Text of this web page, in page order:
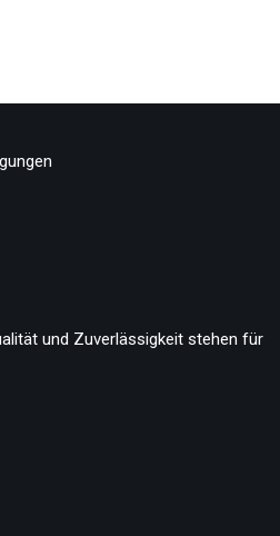
und Zuverlässigkeit stehen für